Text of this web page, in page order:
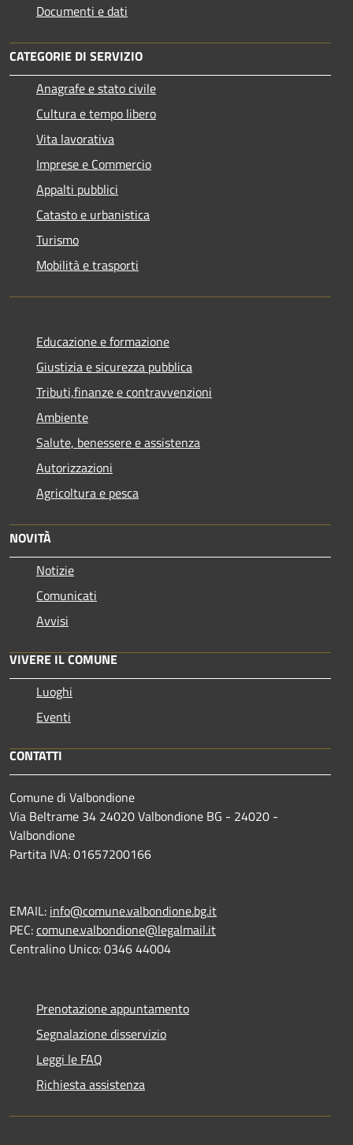
Documenti e dati
CATEGORIE DI SERVIZIO
Anagrafe e stato civile
Cultura e tempo libero
Vita lavorativa
Imprese e Commercio
Appalti pubblici
Catasto e urbanistica
Turismo
Mobilità e trasporti
Educazione e formazione
Giustizia e sicurezza pubblica
Tributi,finanze e contravvenzioni
Ambiente
Salute, benessere e assistenza
Autorizzazioni
Agricoltura e pesca
NOVITÀ
Notizie
Comunicati
Avvisi
VIVERE IL COMUNE
Luoghi
Eventi
CONTATTI
Comune di Valbondione
Via Beltrame 34 24020 Valbondione BG - 24020 -
Valbondione
Partita IVA: 01657200166
EMAIL: info@comune.valbondione.bg.it
PEC:comune.valbondione@legalmail.it
Centralino Unico: 0346 44004
Prenotazione appuntamento
Segnalazione disservizio
Leggi le FAQ
Richiesta assistenza